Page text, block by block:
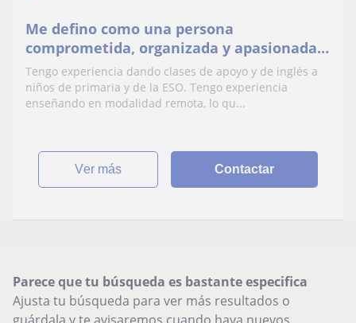
Me defino como una persona
comprometida, organizada y apasionada
por la enseñanza. Disfruto creando un
ambiente de aprendizaje.
Tengo experiencia dando clases de apoyo y de inglés a
niños de primaria y de la ESO. Tengo experiencia
enseñando en modalidad remota, lo qu...
ver más Contactar
Parece que tu búsqueda es bastante especifica
Ajusta tu búsqueda para ver más resultados o